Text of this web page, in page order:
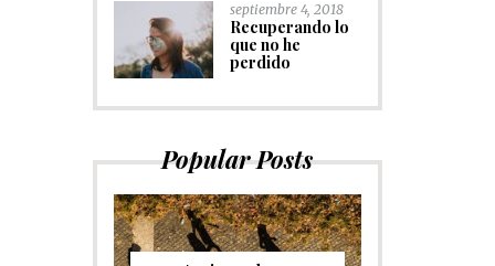
septiembre 4, 2018
Recuperando lo
que no he
perdido
Popular Posts